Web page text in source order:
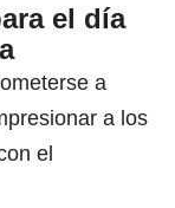
el día
a
a los
el